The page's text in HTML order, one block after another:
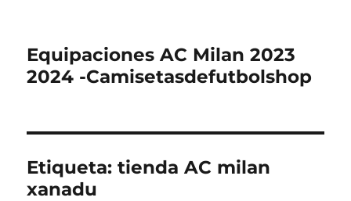
Equipaciones AC Milan 2023
2024 -Camisetasdefutbolshop
Etiqueta:tienda AC milan
xanadu